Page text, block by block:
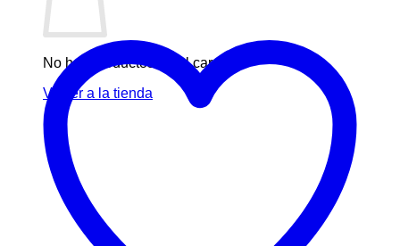
No hay productos en el carrito.
Volver a la tienda